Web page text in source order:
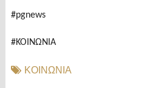
#pgnews
#ΚΟΙΝΩΝΙΑ
ΚΟΙΝΩΝΙΑ